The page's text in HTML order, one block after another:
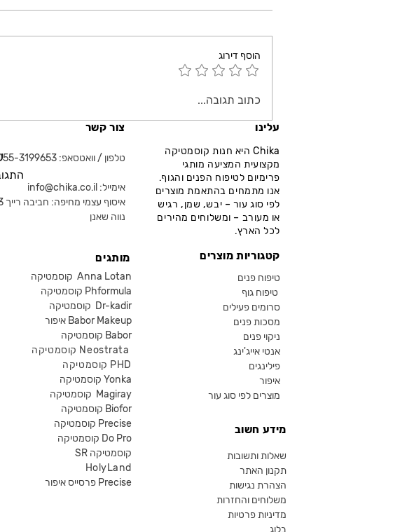
הוסף דירוג
כתוב תגובה...
צור קשר
טלפון / וואטסאפ: 055-3199653
אימייל: info@chika.co.il
איסוף עצמי מחיפה: חביבה רייך 53,
נווה שאנן
מותגים
קוסמטיקה Anna Lotan
קוסמטיקה Phformula
קוסמטיקה Dr-kadir
איפור Babor Makeup
קוסמטיקה Babor
קוסמטיקה Neostrata
קוסמטיקה PHD
קוסמטיקה Yonka
Magiray
קוסמטיקה Biofor
קוסמטיקה Precise
קוסמטיקה Do Pro
SR קוסמטיקה
HolyLand
פרסייס איפור Precise
עלינו
Chika היא חנות קוסמטיקה
מקצועית המציעה מותגי
פרימיום לטיפוח הפנים והגוף.
אנו מתמחים בהתאמת מוצרים
לפי סוג עור – יבש, שמן, רגיש
או מעורב – ומשלוחים מהירים
לכל הארץ.
קטגוריות מוצרים
טיפוח פנים
טיפוח גוף
סרומים פעילים
מסכות פנים
ניקוי פנים
אנטי אייג'ינג
פילינגים
איפור
מוצרים לפי סוג עור
מידע חשוב
שאלות ותשובות
תקנון האתר
הצהרת נגישות
משלוחים והחזרות
מדיניות פרטיות